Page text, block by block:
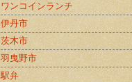
ワンコインランチ
伊丹市
茨木市
羽曳野市
駅弁